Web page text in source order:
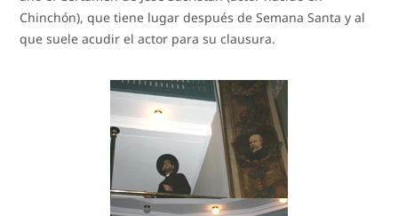
Chinchón), que tiene lugar después de Semana Santa y al
que suele acudir el actor para su clausura.